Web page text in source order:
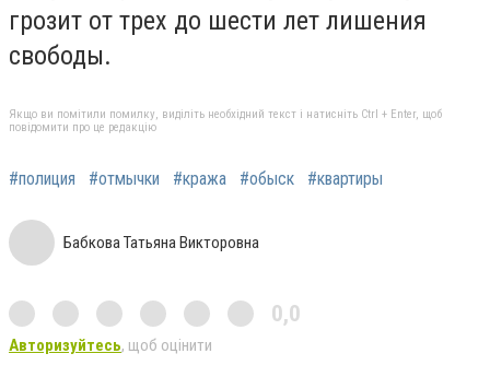
грозит от трех до шести лет лишения
свободы.
Якщо ви помітили помилку, виділіть необхідний текст і натисніть Ctrl + Enter, щоб
повідомити про це редакцію
#полиция #отмычки #кража #обыск #квартиры
Бабкова Татьяна Викторовна
0,0
Авторизуйтесь, щоб оцінити